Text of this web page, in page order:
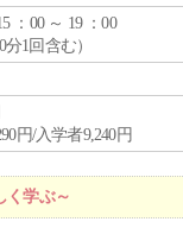
：00 ～ 19 ：00
分1回含む）
円/入学者9,240円
く学ぶ～